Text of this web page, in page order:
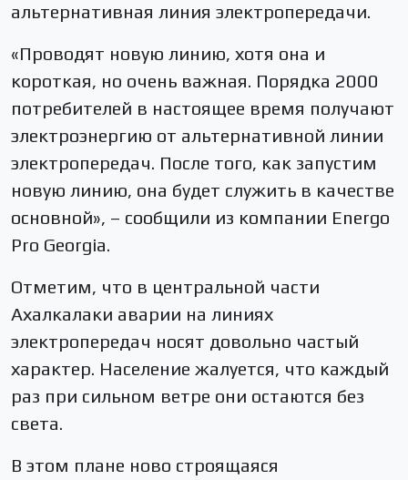
альтернативная линия электропередачи.
«Проводят новую линию, хотя она и
короткая, но очень важная. Порядка 2000
потребителей в настоящее время получают
электроэнергию от альтернативной линии
электропередач. После того, как запустим
новую линию, она будет служить в качестве
основной», – сообщили из компании Energo
Pro Georgia.
Отметим, что в центральной части
Ахалкалаки аварии на линиях
электропередач носят довольно частый
характер. Население жалуется, что каждый
раз при сильном ветре они остаются без
света.
В этом плане ново строящаяся